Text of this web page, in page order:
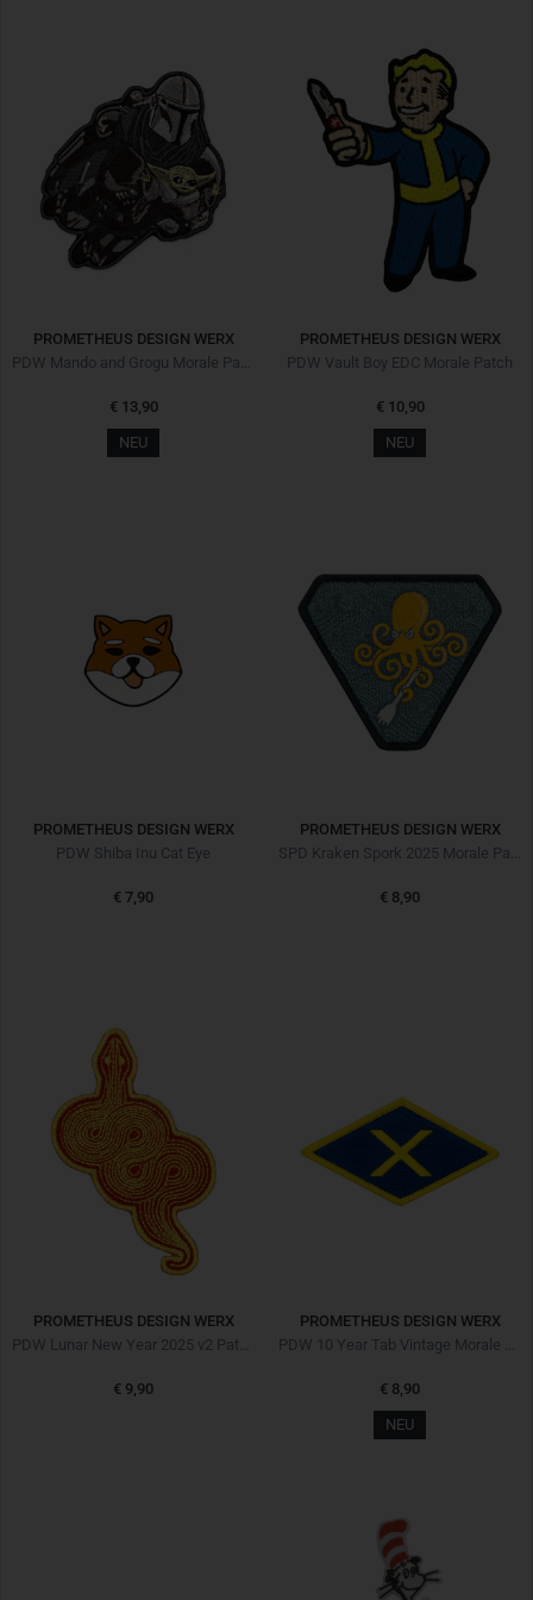
PROMETHEUS DESIGN WERX
PDW Mando and Grogu Morale Patch
€ 13,90
NEU
PROMETHEUS DESIGN WERX
PDW Vault Boy EDC Morale Patch
€ 10,90
NEU
PROMETHEUS DESIGN WERX
PDW Shiba Inu Cat Eye
€ 7,90
PROMETHEUS DESIGN WERX
SPD Kraken Spork 2025 Morale Patch
€ 8,90
PROMETHEUS DESIGN WERX
€ 9,90
PROMETHEUS DESIGN WERX
€ 8,90
NEU